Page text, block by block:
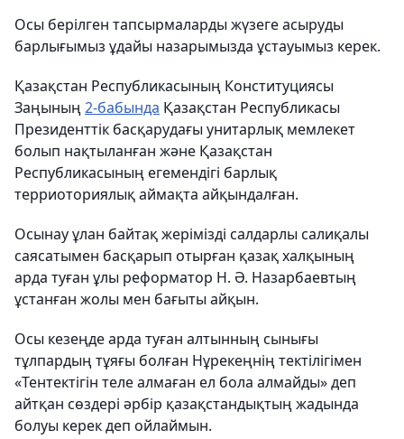
Осы берілген тапсырмаларды жүзеге асыруды
барлығымыз ұдайы назарымызда ұстауымыз керек.
Қазақстан Республикасының Конституциясы
Заңының 2-бабында Қазақстан Республикасы
Президенттік басқарудағы унитарлық мемлекет
болып нақтыланған және Қазақстан
Республикасының егемендігі барлық
терриоториялық аймақта айқындалған.
Осынау ұлан байтақ жерімізді салдарлы салиқалы
саясатымен басқарып отырған қазақ халқының
арда туған ұлы реформатор Н. Ә. Назарбаевтың
ұстанған жолы мен бағыты айқын.
Осы кезеңде арда туған алтынның сынығы
тұлпардың тұяғы болған Нұрекеңнің тектілігімен
«Тентектігін теле алмаған ел бола алмайды» деп
айтқан сөздері әрбір қазақстандықтың жадында
болуы керек деп ойлаймын.